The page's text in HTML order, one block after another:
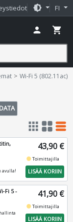
brightness_medium FI
person shopping_cart
Wi-Fi 5 (802.11ac)
apps grid_view table_rows
avulla!
43,90 €
fiber_manual_recordToimittajilla
LISÄÄ KORIIN
5 -
41,90 €
fiber_manual_recordToimittajilla
LISÄÄ KORIIN